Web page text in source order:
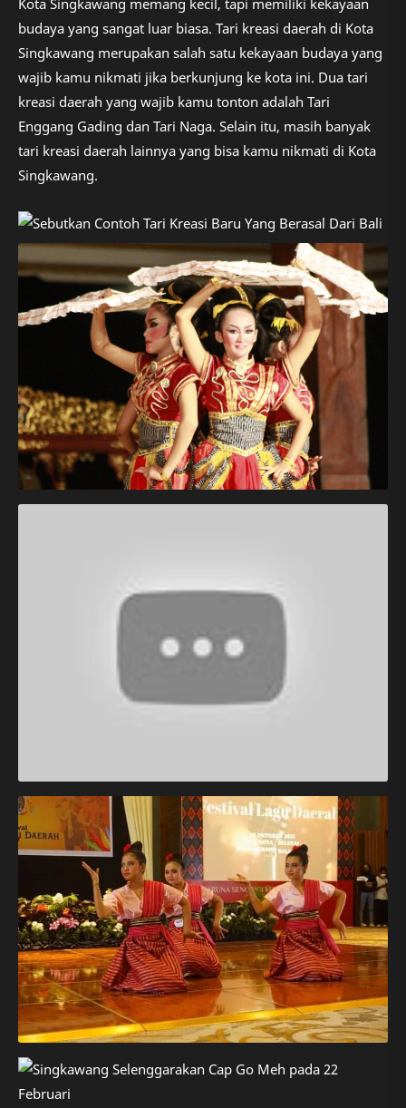
Kota Singkawang memang kecil, tapi memiliki kekayaan
budaya yang sangat luar biasa. Tari kreasi daerah di Kota
Singkawang merupakan salah satu kekayaan budaya yang
wajib kamu nikmati jika berkunjung ke kota ini. Dua tari
kreasi daerah yang wajib kamu tonton adalah Tari
Enggang Gading dan Tari Naga. Selain itu, masih banyak
tari kreasi daerah lainnya yang bisa kamu nikmati di Kota
Singkawang.